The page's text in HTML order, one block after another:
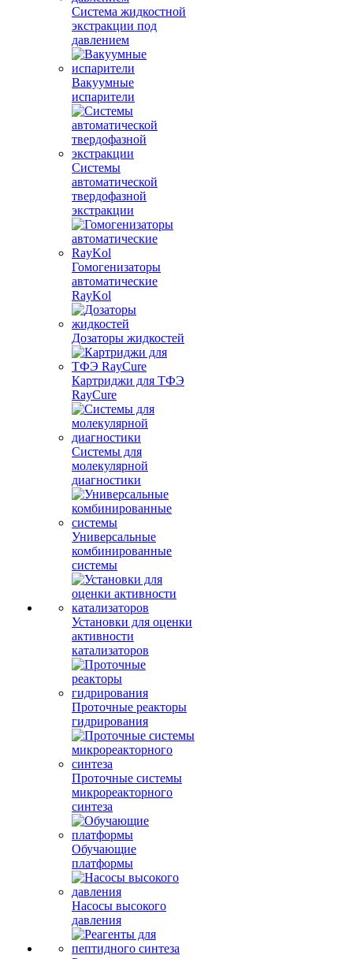
Система жидкостной
экстракции под
давлением
Вакуумные
испарители
Системы
автоматической
твердофазной
экстракции
Гомогенизаторы
автоматические
RayKol
Дозаторы жидкостей
Картриджи для ТФЭ
RayCure
Системы для
молекулярной
диагностики
Универсальные
комбинированные
системы
Установки для оценки
активности
катализаторов
Проточные реакторы
гидрирования
Проточные системы
микрореакторного
синтеза
Обучающие
платформы
Насосы высокого
давления